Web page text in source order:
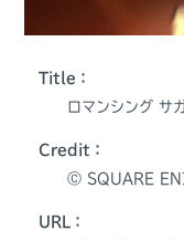
Title：
ロマンシング サ
Credit：
Ⓒ SQUARE
URL：